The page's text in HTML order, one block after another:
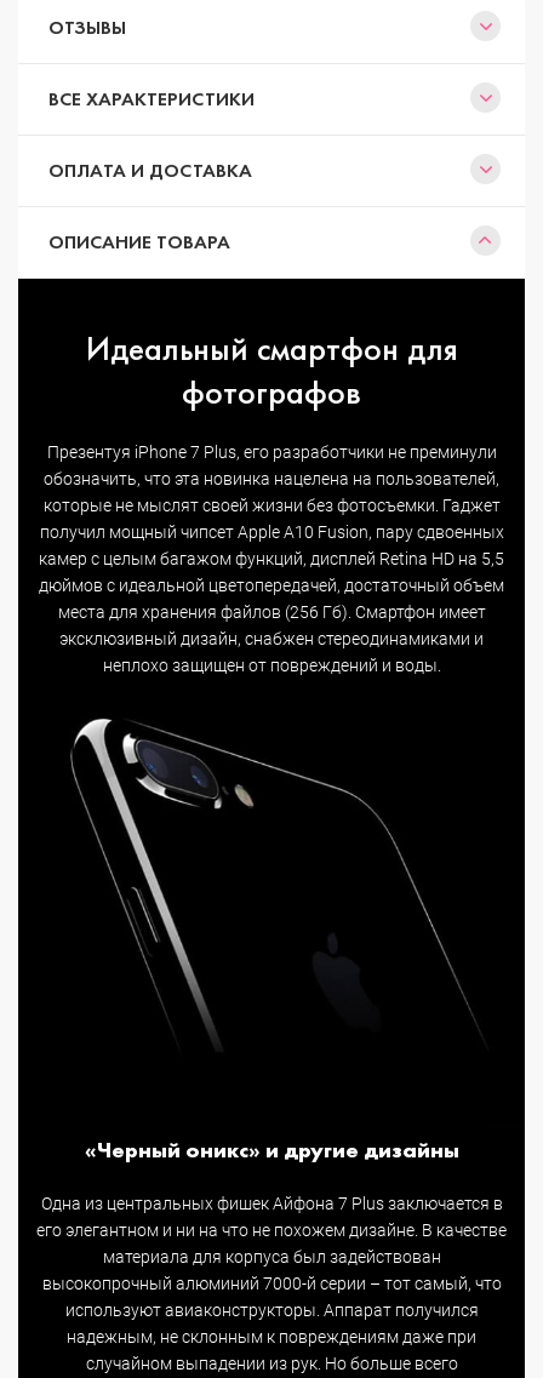
ОТЗЫВЫ
ВСЕ ХАРАКТЕРИСТИКИ
ОПЛАТА И ДОСТАВКА
ОПИСАНИЕ ТОВАРА
Идеальный смартфон для
фотографов
Презентуя iPhone 7 Plus, его разработчики не преминули
обозначить, что эта новинка нацелена на пользователей,
которые не мыслят своей жизни без фотосъемки. Гаджет
получил мощный чипсет Apple A10 Fusion, пару сдвоенных
камер с целым багажом функций, дисплей Retina HD на 5,5
дюймов с идеальной цветопередачей, достаточный объем
места для хранения файлов (256 Гб). Смартфон имеет
эксклюзивный дизайн, снабжен стереодинамиками и
неплохо защищен от повреждений и воды.
«Черный оникс» и другие дизайны
Одна из центральных фишек Айфона 7 Plus заключается в
его элегантном и ни на что не похожем дизайне. В качестве
материала для корпуса был задействован
высокопрочный алюминий 7000-й серии – тот самый, что
используют авиаконструкторы. Аппарат получился
надежным, не склонным к повреждениям даже при
случайном выпадении из рук. Но больше всего